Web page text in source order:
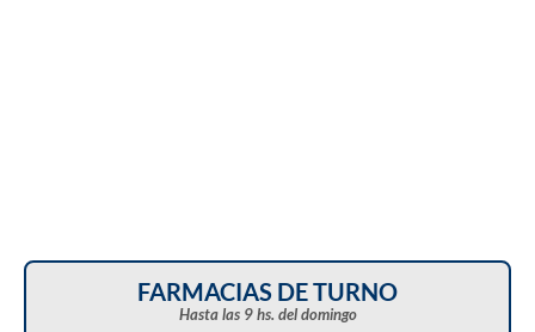
FARMACIAS DE TURNO
Hasta las 9 hs. del domingo